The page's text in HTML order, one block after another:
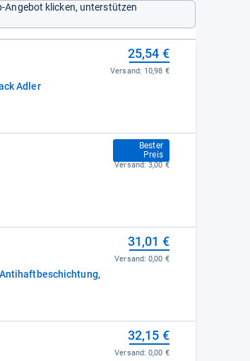
Angebot klicken, unterstützen
Adler
25,54 €
Versand: 10,98 €
Bester
Preis
26,91 €
Versand:3,00 €
Antihaftbeschichtung,
31,01 €
Versand:0,00 €
32,15 €
Versand:0,00 €